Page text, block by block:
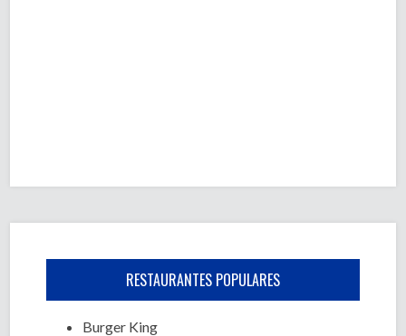
RESTAURANTES POPULARES
Burger King